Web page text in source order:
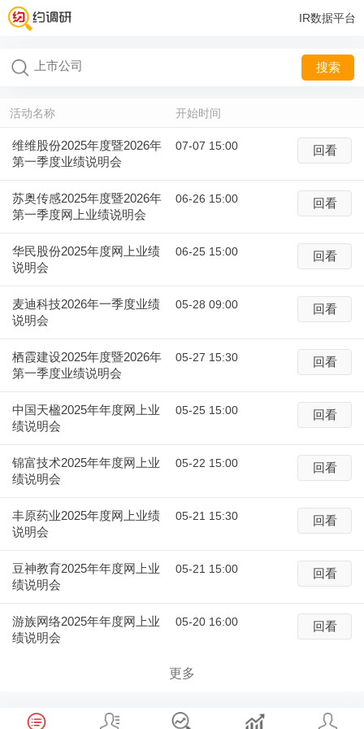
IR数据平台
搜索
活动名称 开始时间
维维股份2025年度暨2026年
第一季度业绩说明会
07-07 15:00 回看
苏奥传感2025年度暨2026年
第一季度网上业绩说明会
06-26 15:00 回看
华民股份2025年度网上业绩
说明会
06-25 15:00 回看
麦迪科技2026年一季度业绩
说明会
05-28 09:00 回看
栖霞建设2025年度暨2026年
第一季度业绩说明会
05-27 15:30 回看
中国天楹2025年年度网上业
绩说明会
05-25 15:00 回看
锦富技术2025年年度网上业
绩说明会
05-22 15:00 回看
丰原药业2025年度网上业绩
说明会
05-21 15:30 回看
豆神教育2025年年度网上业
绩说明会
05-21 15:00 回看
游族网络2025年年度网上业
绩说明会
05-20 16:00 回看
更多